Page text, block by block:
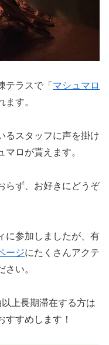
テラスで「 マシュマロ
ます。
るスタッフに声を掛け
ロが貰えます。
らず、お好きにどうぞ
に参加しましたが、有
ージにたくさんアクテ
い。
上長期滞在する方は
すすめします！